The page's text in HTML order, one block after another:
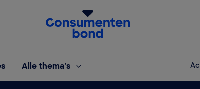
Homepage van de Consumentenbond
Alle thema's